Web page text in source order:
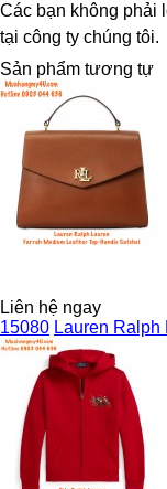
Các bạn không phải
tại công ty chúng tôi.
Sản phẩm tương tự
Liên hệ ngay
15080 Lauren Ralph